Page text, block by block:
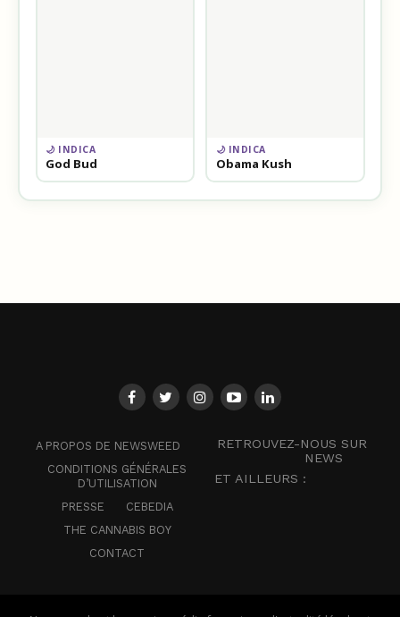
🌙 INDICA
God Bud
🌙 INDICA
Obama Kush
A PROPOS DE NEWSWEED
CONDITIONS GÉNÉRALES
D’UTILISATION
PRESSE
CEBEDIA
THE CANNABIS BOY
CONTACT
RETROUVEZ-NOUS SUR
NEWS
ET AILLEURS :